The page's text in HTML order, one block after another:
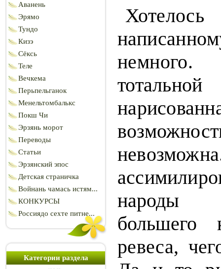
Аванень
Эрямо
Тундо
Кизэ
Сёксь
Теле
Вечкема
Перьпельганок
Менельтомбалькс
Покш Чи
Эрзянь морот
Переводы
Статьи
Эрзянский эпос
Детская страничка
Войнань чамась истям...
КОНКУРСЫ
Россиядо сехте питне...
Категории раздела
народы
большего
ревеса,